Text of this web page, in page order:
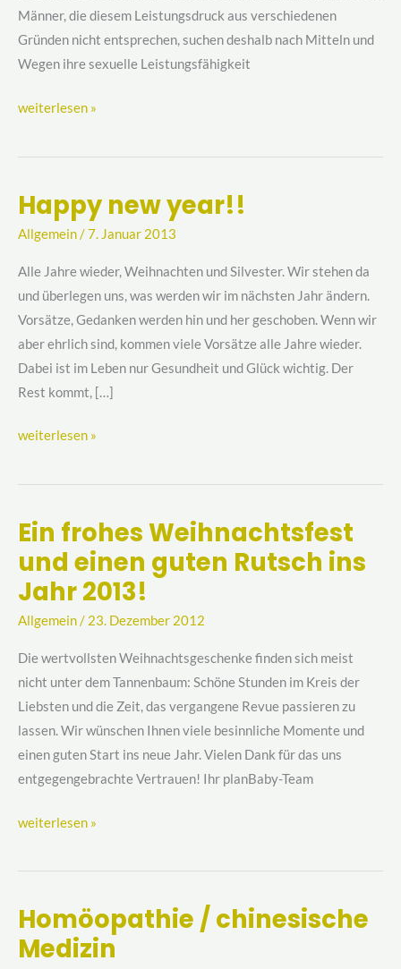
Männer, die diesem Leistungsdruck aus verschiedenen
Gründen nicht entsprechen, suchen deshalb nach Mitteln und
Wegen ihre sexuelle Leistungsfähigkeit
weiterlesen »
Happy new year!!
Allgemein/7. Januar 2013
Alle Jahre wieder, Weihnachten und Silvester. Wir stehen da
und überlegen uns, was werden wir im nächsten Jahr ändern.
Vorsätze, Gedanken werden hin und her geschoben. Wenn wir
aber ehrlich sind, kommen viele Vorsätze alle Jahre wieder.
Dabei ist im Leben nur Gesundheit und Glück wichtig. Der
Rest kommt, […]
Happy
new
weiterlesen »
Ein frohes Weihnachtsfest
und einen guten Rutsch ins
Jahr 2013!
Allgemein/ 23. Dezember 2012
Die wertvollsten Weihnachtsgeschenke finden sich meist
nicht unter dem Tannenbaum: Schöne Stunden im Kreis der
Liebsten und die Zeit, das vergangene Revue passieren zu
lassen. Wir wünschen Ihnen viele besinnliche Momente und
einen guten Start ins neue Jahr. Vielen Dank für das uns
entgegengebrachte Vertrauen! Ihr planBaby-Team
Ein
frohes
und
einen
guten
Rutsch
ins
Jahr
2013!
weiterlesen »
Homöopathie / chinesische
Medizin
Homöopathie
/